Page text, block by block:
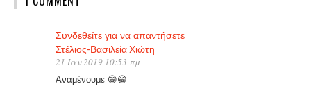
Συνδεθείτε για να απαντήσετε
Στέλιος-Βασιλεία Χιώτη
21 Ιαν 2019 10:53 πμ
Αναμένουμε 😁😁